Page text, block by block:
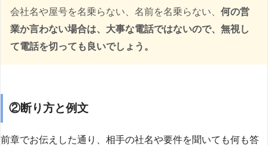
会社名や屋号を名乗らない、名前を名乗らない、 何の営
業か言わない場合は、大事な電話ではないので、無視し
て電話を切っても良いでしょう。
②断り方と例文
前章でお伝えした通り、相手の社名や要件を聞いても何も答